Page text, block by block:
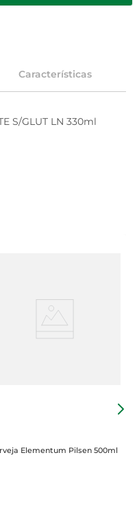
Características
S/GLUT LN 330ml
Elementum Pilsen 500ml